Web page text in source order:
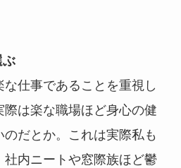
ぶ
仕事であることを重視し
は楽な職場ほど身心の健
だとか。これは実際私も
内ニートや窓際族ほど鬱